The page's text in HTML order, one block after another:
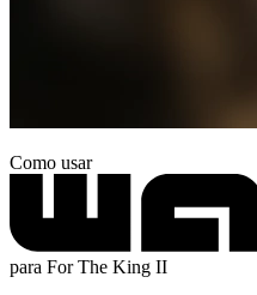
Como usar
para For The King II